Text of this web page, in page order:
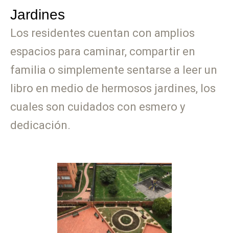
Jardines
Los residentes cuentan con amplios
espacios para caminar, compartir en
familia o simplemente sentarse a leer un
libro en medio de hermosos jardines, los
cuales son cuidados con esmero y
dedicación.